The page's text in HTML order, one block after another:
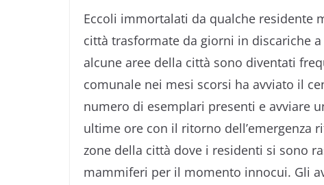
Eccoli immortalati da qualche residente
città trasformate da giorni in discariche
alcune aree della città sono diventati
comunale nei mesi scorsi ha avviato il
numero di esemplari presenti e avviare
ultime ore con il ritorno dell’emergenza
zone della città dove i residenti si sono
mammiferi per il momento innocui. Gli